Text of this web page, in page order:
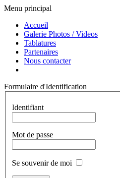
Menu principal
Accueil
Galerie Photos / Videos
Tablatures
Partenaires
Nous contacter
Formulaire d'Identification
Identifiant
Mot de passe
Se souvenir de moi